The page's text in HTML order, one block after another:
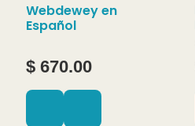
Webdewey en
Español
$ 670.00